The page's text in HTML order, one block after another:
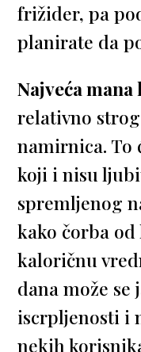
frižider, pa
planirate da
Najveća
relativno
namirnica. To
koji i nisu
spremljenog
kako čorba
kaloričnu
dana može se
iscrpljenosti i
nekih